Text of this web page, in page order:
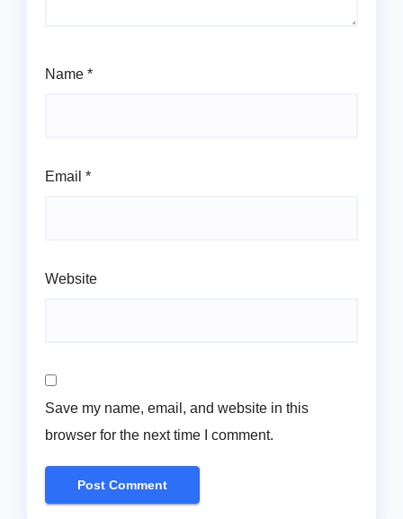
Name *
Email *
Website
Save my name, email, and website in this
browser for the next time I comment.